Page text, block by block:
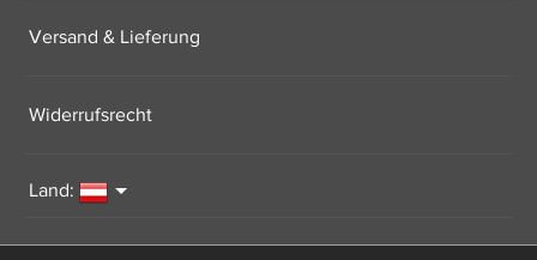
Versand & Lieferung
Widerrufsrecht
Land: